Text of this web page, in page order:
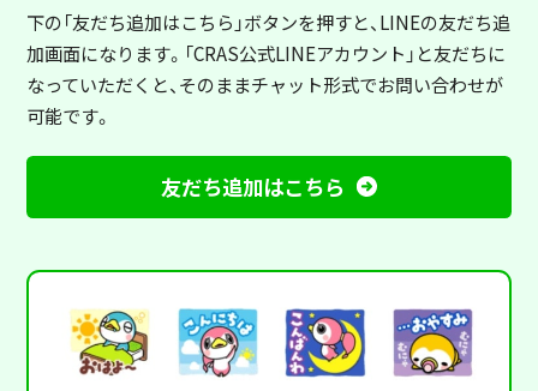
下の「友だち追加はこちら」ボタンを押すと、LINEの友だち追
加画面になります。「CRAS公式LINEアカウント」と友だちに
なっていただくと、そのままチャット形式でお問い合わせが
可能です。
友だち追加はこちら